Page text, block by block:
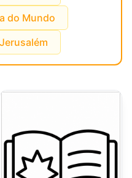
do Mundo